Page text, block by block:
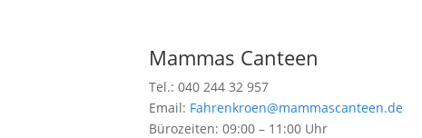
Mammas Canteen
Tel.: 040 244 32 957
Email: Fahrenkroen@mammascanteen.de
Bürozeiten: 09:00 – 11:00 Uhr